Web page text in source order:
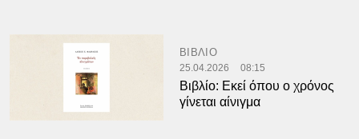
ΒΙΒΛΙΟ
25.04.2026 08:15
Βιβλίο: Εκεί όπου ο χρόνος
γίνεται αίνιγμα